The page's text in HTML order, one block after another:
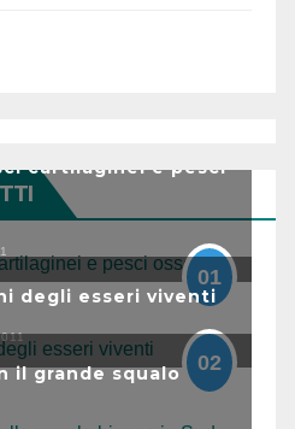
cartilaginei e pesci
01
degli esseri viventi
02
il grande squalo